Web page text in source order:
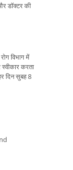
डॉक्टर की
विभाग में
करता
दिन सुबह 8